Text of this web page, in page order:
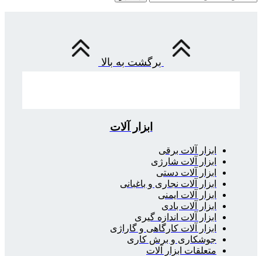
برگشت به بالا
ابزار آلات
ابزار آلات برقی
ابزار آلات شارژی
ابزار آلات دستی
ابزار آلات نجاری و باغبانی
ابزار آلات ایمنی
ابزار آلات بادی
ابزار آلات اندازه گیری
ابزار آلات کارگاهی و گاراژی
جوشکاری و برش کاری
متعلقات ابزار آلات